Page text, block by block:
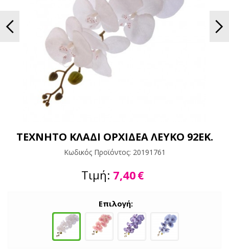
ΤΕΧΝΗΤΟ ΚΛΑΔΙ ΟΡΧΙΔΕΑ ΛΕΥΚΟ 92ΕΚ.
Κωδικός Προϊόντος: 20191761
Τιμή: 7,40€
Επιλογή: